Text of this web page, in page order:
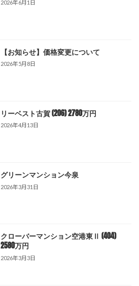
2026年6月1日
【お知らせ】価格変更について
2026年5月8日
リーベスト古賀 (206) 2780万円
2026年4月13日
グリーンマンション今泉
2026年3月31日
クローバーマンション空港東Ⅱ (404)
2580万円
2026年3月3日